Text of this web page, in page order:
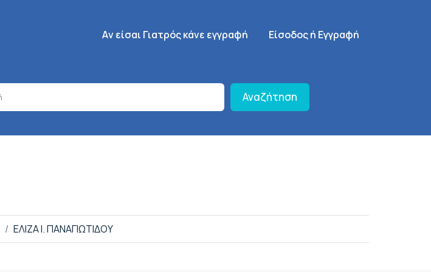
Κεντρική πλοήγηση
Aν είσαι Γιατρός κάνε εγγραφή SignUp Menu
Είσοδος ή Εγγραφή
Αναζήτηση
ΕΛΙΖΑ Ι. ΠΑΝΑΓΙΩΤΙΔΟΥ